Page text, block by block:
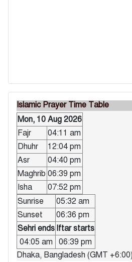
Islamic Prayer Time Table
Mon, 10 Aug 2026
Fajr
04:11 am
Dhuhr
12:04 pm
Asr
04:40 pm
Maghrib 06:39 pm
Isha
07:52 pm
Sunrise
05:32 am
Sunset
06:36 pm
Sehri ends Iftar starts
04:05 am
06:39 pm
Dhaka, Bangladesh (GMT +6:00)